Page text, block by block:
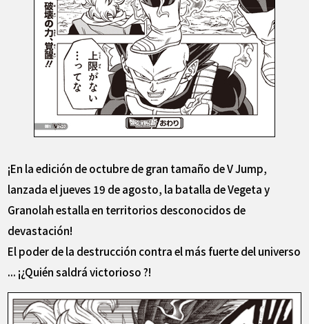
¡En la edición de octubre de gran tamaño de V Jump,
lanzada el jueves 19 de agosto, la batalla de Vegeta y
Granolah estalla en territorios desconocidos de
devastación!
El poder de la destrucción contra el más fuerte del universo
... ¡¿Quién saldrá victorioso ?!